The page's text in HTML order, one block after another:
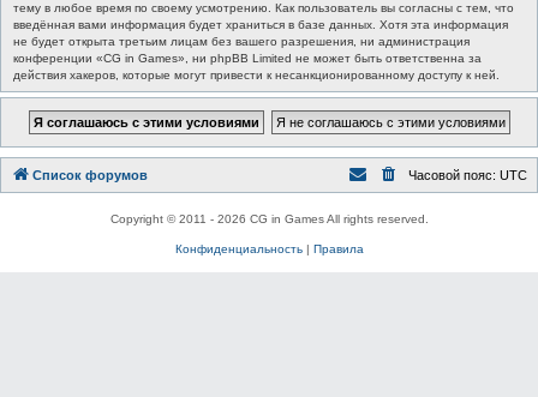
тему в любое время по своему усмотрению. Как пользователь вы согласны с тем, что
введённая вами информация будет храниться в базе данных. Хотя эта информация
не будет открыта третьим лицам без вашего разрешения, ни администрация
конференции «CG in Games», ни phpBB Limited не может быть ответственна за
действия хакеров, которые могут привести к несанкционированному доступу к ней.
Список форумов Часовой пояс: UTC
Copyright © 2011 - 2026 CG in Games All rights reserved.
Конфиденциальность| Правила